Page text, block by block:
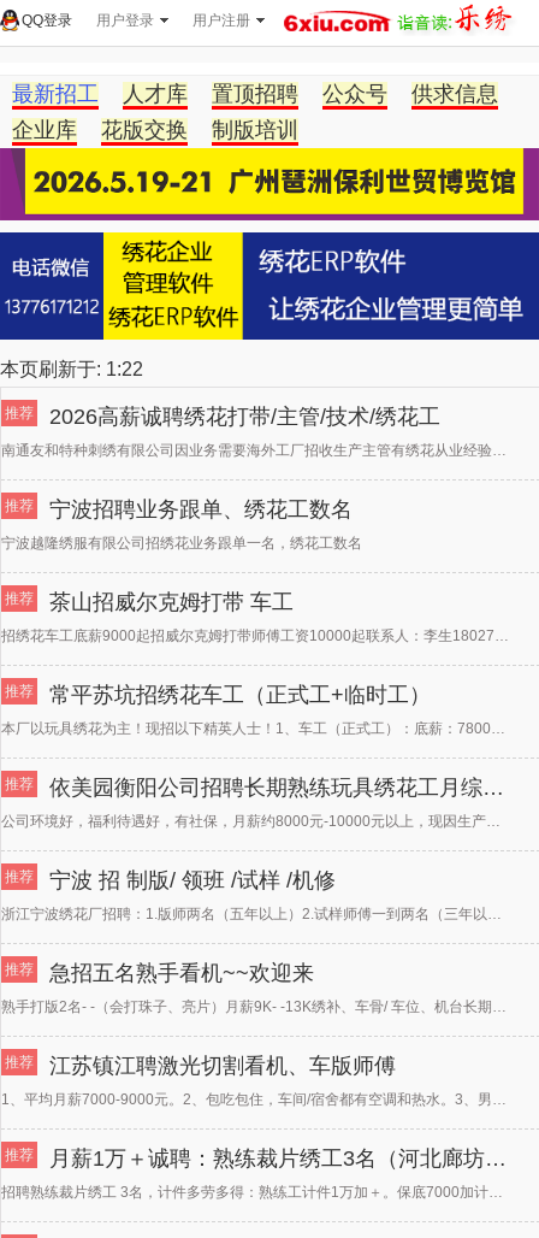
用户登录 用户注册
QQ登录
最新招工 人才库 置顶招聘 公众号
供求信息
企业库
花版交换 制版培训
本页刷新于: 1:22
推荐 2026高薪诚聘绣花打带/主管/技术/绣花工
南通友和特种刺绣有限公司因业务需要海外工厂招收生产主管有绣花从业经验5年以上，精通各类型绣花（平绣、
推荐 宁波招聘业务跟单、绣花工数名
宁波越隆绣服有限公司招绣花业务跟单一名，绣花工数名
推荐 茶山招威尔克姆打带 车工
招绣花车工底薪9000起招威尔克姆打带师傅工资10000起联系人：李生18027527269
推荐 常平苏坑招绣花车工（正式工+临时工）
本厂以玩具绣花为主！现招以下精英人士！1、车工（正式工）：底薪：7800+计件！夜班补助40元/晚，
推荐 依美园衡阳公司招聘长期熟练玩具绣花工月综合工资8000-10000元/+
公司环境好，福利待遇好，有社保，月薪约8000元-10000元以上，现因生产需要，大量招聘熟练绣花工
推荐 宁波 招 制版/ 领班 /试样 /机修
浙江宁波绣花厂招聘：1.版师两名（五年以上）2.试样师傅一到两名（三年以上）3.领班师傅两名（三年以
推荐 急招五名熟手看机~~欢迎来
熟手打版2名- -（会打珠子、亮片）月薪9K- -13K绣补、车骨/ 车位、机台长期工多名、不要炒更
推荐 江苏镇江聘激光切割看机、车版师傅
1、平均月薪7000-9000元。2、包吃包住，车间/宿舍都有空调和热水。3、男女不限，30-55周
推荐 月薪1万＋诚聘：熟练裁片绣工3名（河北廊坊墨禧刺绣）
招聘熟练裁片绣工 3名，计件多劳多得：熟练工计件1万加＋。保底7000加计件墨禧刺绣招聘啦！你热爱传